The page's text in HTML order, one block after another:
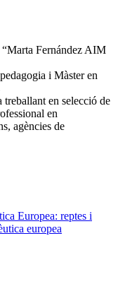
“Marta Fernández AIM
i Màster en
treballant en selecció de
en
agències de
Europea: reptes i
europea